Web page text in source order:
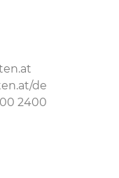
de
2400